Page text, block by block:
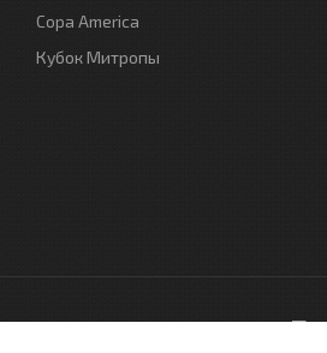
Copa America
Кубок Митропы